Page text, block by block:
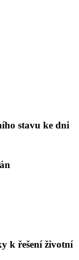
stavu ke dni
k řešení životní